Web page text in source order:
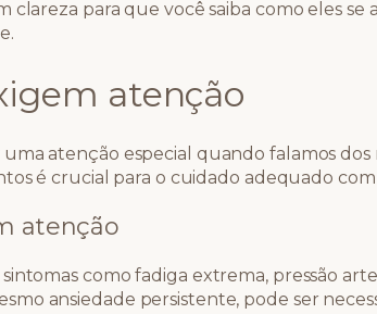
clareza para que você saiba como eles se
atenção
atenção especial quando falamos dos
é crucial para o cuidado adequado com
atenção
como fadiga extrema, pressão
ansiedade persistente, pode ser